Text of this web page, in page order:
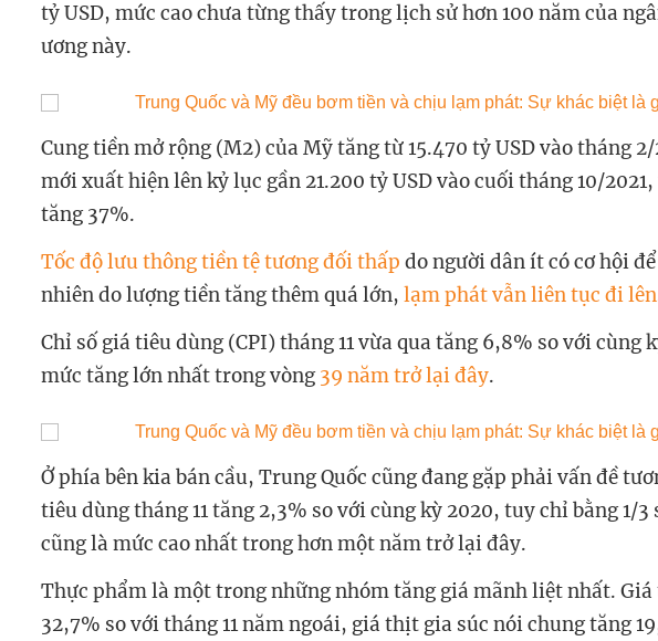
tỷ USD, mức cao chưa từng thấy trong lịch sử hơn 100 năm của
ương này.
Cung tiền mở rộng (M2) của Mỹ tăng từ 15.470 tỷ USD vào tháng
mới xuất hiện lên kỷ lục gần 21.200 tỷ USD vào cuối tháng 10/
tăng 37%.
Tốc độ lưu thông tiền tệ tương đối thấp do người dân ít có cơ hội
nhiên do lượng tiền tăng thêm quá lớn, lạm phát vẫn liên tục đi lên
Chỉ số giá tiêu dùng (CPI) tháng 11 vừa qua tăng 6,8% so với cùng
mức tăng lớn nhất trong vòng39 năm trở lại đây.
Ở phía bên kia bán cầu, Trung Quốc cũng đang gặp phải vấn đề
tiêu dùng tháng 11 tăng 2,3% so với cùng kỳ 2020, tuy chỉ bằng 1/
cũng là mức cao nhất trong hơn một năm trở lại đây.
Thực phẩm là một trong những nhóm tăng giá mãnh liệt nhất.
32,7% so với tháng 11 năm ngoái, giá thịt gia súc nói chung tăng